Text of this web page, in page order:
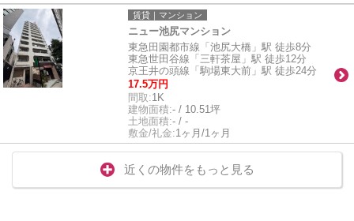
賃貸｜マンション
ニュー池尻マンション
東急田園都市線「池尻大橋」駅 徒歩8分
東急世田谷線「三軒茶屋」駅 徒歩12分
京王井の頭線「駒場東大前」駅 徒歩24分
17.5万円
間取:1K
建物面積:- / 10.51坪
土地面積:- / -
敷金/礼金:1ヶ月/1ヶ月
近くの物件をもっと見る